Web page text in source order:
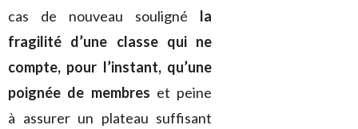
cas de nouveau souligné la
fragilité d’une classe qui ne
compte, pour l’instant, qu’une
poignée de membres et peine
à assurer un plateau suffisant